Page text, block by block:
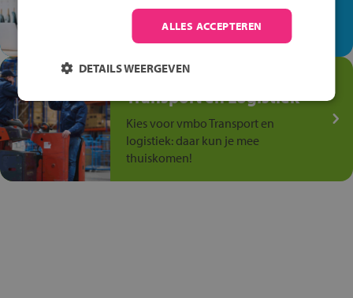
op de winkelvloer, waar elke dag
anders is!
Jouw talent in de
Transport en Logistiek
Kies voor vmbo Transport en
logistiek: daar kun je mee
thuiskomen!
ALLES ACCEPTEREN
DETAILS WEERGEVEN